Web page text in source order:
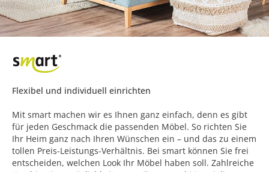
Flexibel und individuell einrichten
Mit smart machen wir es Ihnen ganz einfach, denn es gibt
für jeden Geschmack die passenden Möbel. So richten Sie
Ihr Heim ganz nach Ihren Wünschen ein – und das zu einem
tollen Preis-Leistungs-Verhältnis. Bei smart können Sie frei
entscheiden, welchen Look Ihr Möbel haben soll. Zahlreiche